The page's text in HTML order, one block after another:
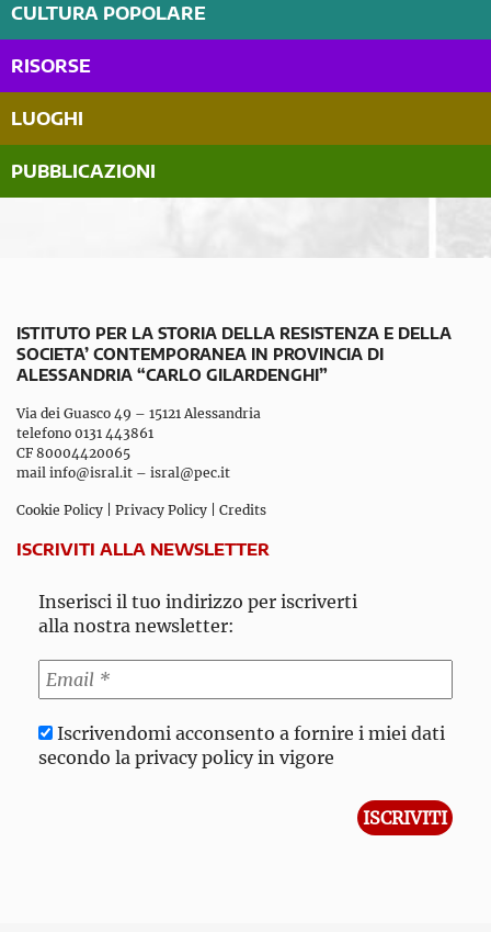
CULTURA POPOLARE
RISORSE
LUOGHI
PUBBLICAZIONI
ISTITUTO PER LA STORIA DELLA RESISTENZA E DELLA
SOCIETA’ CONTEMPORANEA IN PROVINCIA DI
ALESSANDRIA “CARLO GILARDENGHI”
Via dei Guasco 49 – 15121 Alessandria
telefono 0131 443861
CF 80004420065
mail info@isral.it – isral@pec.it
Cookie Policy Privacy Policy Credits
ISCRIVITI ALLA NEWSLETTER
Inserisci il tuo indirizzo per iscriverti
alla nostra newsletter:
Iscrivendomi acconsento a fornire i miei dati
secondo la privacy policy in vigore